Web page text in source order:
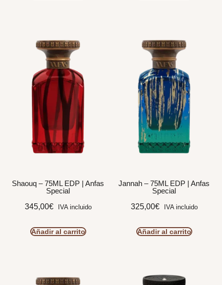
Shaouq – 75ML EDP | Anfas
Special
345,00€ IVA incluido
Añadir al carrito
Jannah – 75ML EDP | Anfas
Special
325,00€ IVA incluido
Añadir al carrito